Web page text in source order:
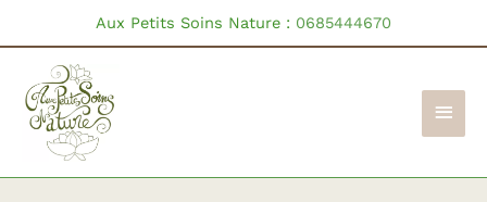
contenu
Aux Petits Soins Nature : 0685444670